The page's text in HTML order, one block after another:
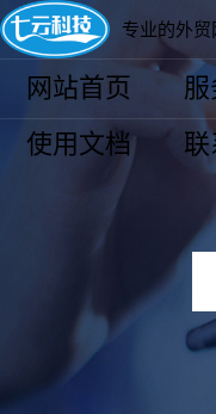
专业的外
网站首页
使用文档